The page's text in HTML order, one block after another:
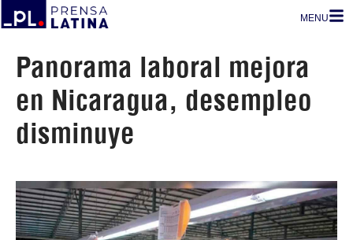
MENU
Panorama laboral mejora
en Nicaragua, desempleo
disminuye